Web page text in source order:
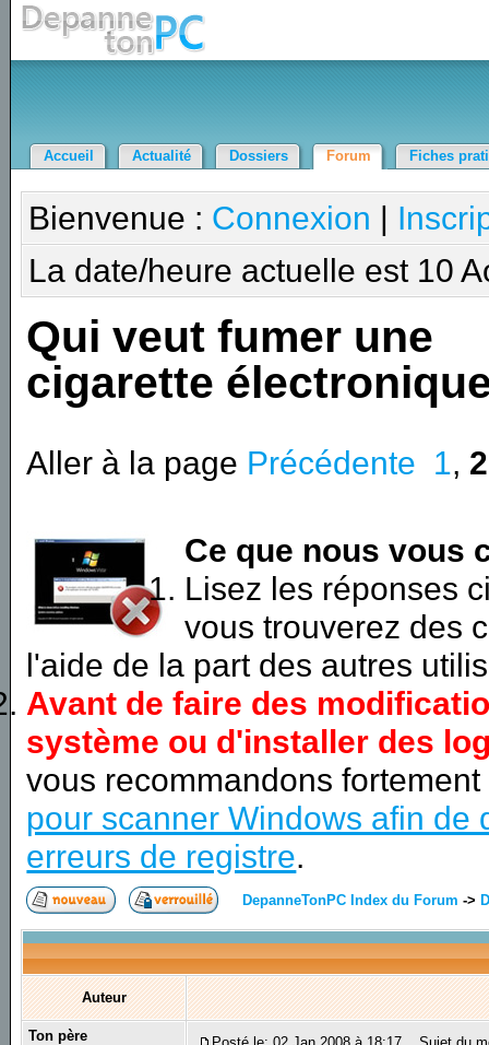
Accueil Actualité Dossiers Forum Fiches
Bienvenue : Connexion |
La date/heure actuelle est 10
Qui veut fumer une
cigarette
Aller à la page Précédente 1, 2
Ce que nous vous
Lisez les réponses
vous trouverez des
l'aide de la part des autres
Avant de faire des
système ou d'installer des
vous recommandons
pour scanner Windows afin de
erreurs de registre.
DepanneTonPC Index du Forum ->
Auteur
Ton père